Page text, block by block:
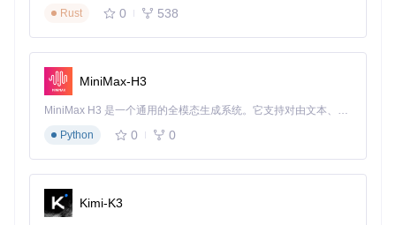
flProcessScriptFiles：是否处理脚本文件，默认为fa
lse。
flHiddenFilesCheck
。
urlSiteContents：域名内容的远程 URL。
config.json
文件中的配置项可以控制域名的各种行为，例
如是否处理脚本文件、是否检查隐藏文件以及域名内容的远程
URL 等。
通过以上内容，您可以了解 PagePark 项目的基本结构、启动
文件和配置文件的使用方法。希望这篇教程对您有所帮助！
Rust
0 538
MiniMax-H3
MiniMax H3 是一个通用的全模态生成系统。它支持对由文本、图像、视频和音频组成的多模态上下文进行统一理解，并能生成分辨率高达 2K、时长可达 15 秒的带原生立体声音频的视频。得益于面向任务泛化的系统设计，H3 在预训练阶段就已具备广泛的多模态上下文理解与生成能力，能够出色地执行复杂的多模态指令。
Python
0 0
Kimi-K3